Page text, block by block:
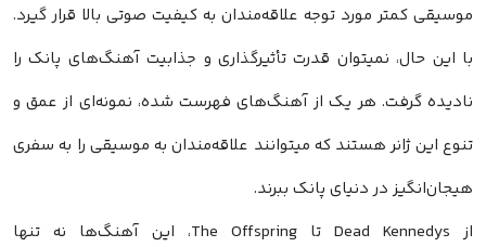
موسیقی کمتر مورد توجه علاقه‌مندان به کیفیت صوتی بالا قرار گیرد.
با این حال، نمیتوان قدرت تأثیرگذاری و جذابیت آهنگ‌های پانک را
نادیده گرفت. هر یک از آهنگ‌های فهرست شده، نمونه‌ای از عمق و
تنوع این ژانر هستند که میتوانند علاقه‌مندان به موسیقی را به سفری
هیجان‌انگیز در دنیای پانک ببرند.
از Dead Kennedys تا The Offspring، این آهنگ‌ها نه تنها